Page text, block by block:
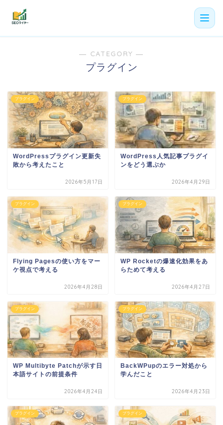
プラン
よくある質問
導入事例
お役立ち記事
― CATEGORY ―
プラグイン
プラグイン
WordPressプラグイン更新失
敗から考えたこと
2026年5月17日
プラグイン
WordPress人気記事プラグイ
ンをどう選ぶか
2026年4月29日
プラグイン
Flying Pagesの使い方をマー
ケ視点で考える
2026年4月28日
プラグイン
WP Rocketの爆速化効果をあ
らためて考える
2026年4月27日
プラグイン
WP Multibyte Patchが示す日
本語サイトの前提条件
2026年4月24日
プラグイン
BackWPupのエラー対処から
学んだこと
2026年4月23日
プラグイン プラグイン